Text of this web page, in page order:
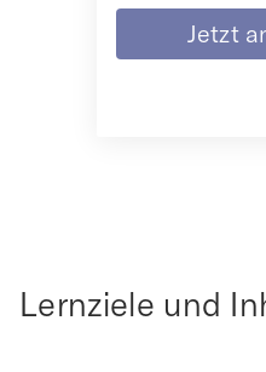
Jetzt
Lernziele und